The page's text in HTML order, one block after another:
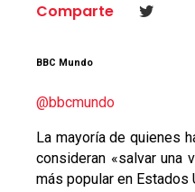
Comparte
BBC Mundo
@bbcmundo
La mayoría de quienes
consideran «salvar una
más popular en Estados